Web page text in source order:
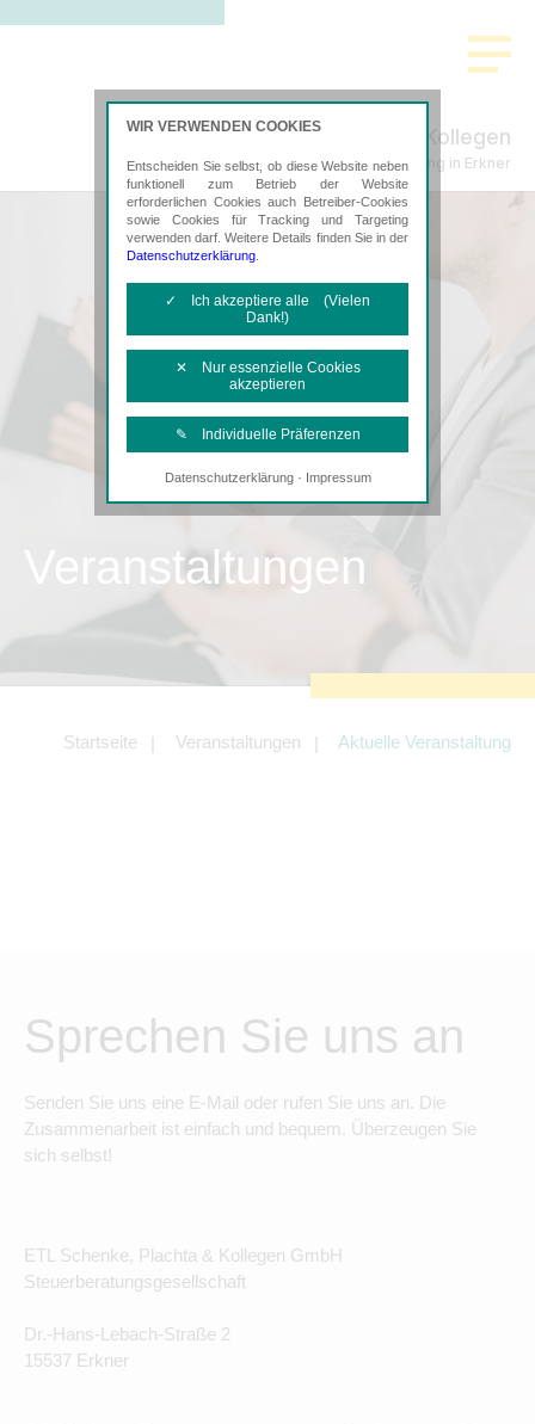
Schenke, Plachta & Kollegen
Steuerberatung in Erkner
Veranstaltungen
Startseite Veranstaltungen Aktuelle Veranstaltung
Sprechen Sie uns an
Senden Sie uns eine E-Mail oder rufen Sie uns an. Die
Zusammenarbeit ist einfach und bequem. Überzeugen Sie
sich selbst!
ETL Schenke, Plachta & Kollegen GmbH
Steuerberatungsgesellschaft
Dr.-Hans-Lebach-Straße 2
15537 Erkner
WIR VERWENDEN COOKIES
Entscheiden Sie selbst, ob diese Website neben
funktionell zum Betrieb der Website
erforderlichen Cookies auch Betreiber-Cookies
sowie Cookies für Tracking und Targeting
verwenden darf. Weitere Details finden Sie in der
Datenschutzerklärung
✓ Ich akzeptiere alle (Vielen
Dank!)
✕ Nur essenzielle Cookies
akzeptieren
✎ Individuelle Präferenzen
Notwendige Cookies
Diese Cookies sind erforderlich, um die
Tracking- und Targeting-Cookies
Angebotes einschließlich der
Angeboten von z.B. Facebook und
LinkedIn.
Datenschutzerklärung· Impressum